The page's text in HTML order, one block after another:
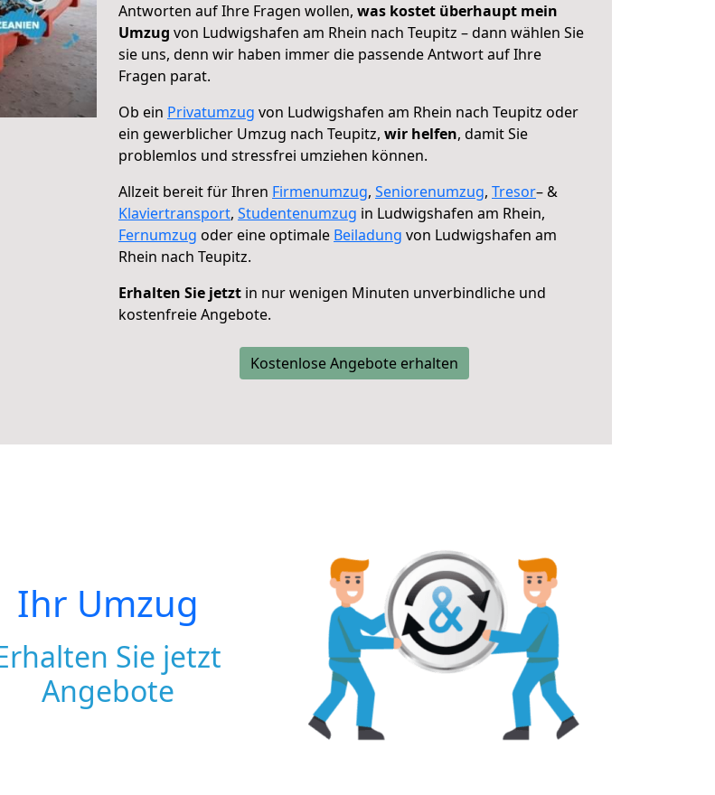
Antworten auf Ihre Fragen wollen, was kostet überhaupt mein
Umzug von Ludwigshafen am Rhein nach Teupitz – dann wählen Sie
sie uns, denn wir haben immer die passende Antwort auf Ihre
Fragen parat.
Ob ein Privatumzug von Ludwigshafen am Rhein nach Teupitz oder
ein gewerblicher Umzug nach Teupitz, wir helfen, damit Sie
problemlos und stressfrei umziehen können.
Allzeit bereit für Ihren Firmenumzug, Seniorenumzug, Tresor– &
Klaviertransport, Studentenumzug in Ludwigshafen am Rhein,
Fernumzug oder eine optimale Beiladung von Ludwigshafen am
Rhein nach Teupitz.
Erhalten Sie jetzt in nur wenigen Minuten unverbindliche und
kostenfreie Angebote.
Kostenlose Angebote erhalten
Ihr Umzug
Sie jetzt
Angebote